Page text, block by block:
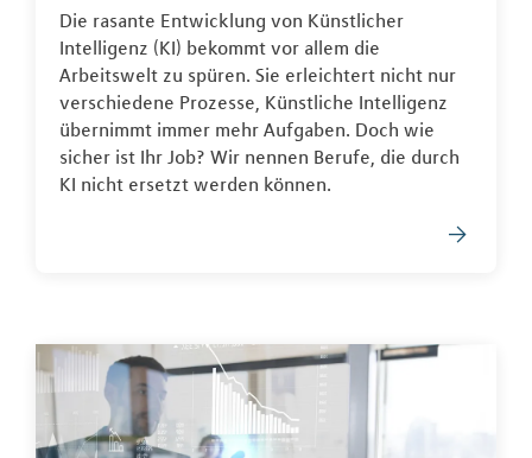
Die rasante Entwicklung von Künstlicher
Intelligenz (KI) bekommt vor allem die
Arbeitswelt zu spüren. Sie erleichtert nicht nur
verschiedene Prozesse, Künstliche Intelligenz
übernimmt immer mehr Aufgaben. Doch wie
sicher ist Ihr Job? Wir nennen Berufe, die durch
KI nicht ersetzt werden können.